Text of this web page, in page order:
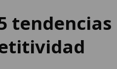
tendencias